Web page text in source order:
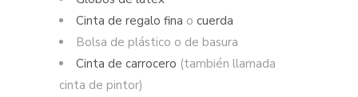
Cinta de regalo fina o cuerda
Bolsa de plástico o de basura
Cinta de carrocero (también llamada
cinta de pintor)